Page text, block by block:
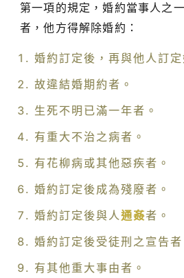
第一項的規定，婚約當事人之
者，他方得解除婚約：
婚約訂定後，再與他人訂定
故違結婚期約者。
生死不明已滿一年者。
有重大不治之病者。
有花柳病或其他惡疾者。
婚約訂定後成為殘廢者。
婚約訂定後與人通姦者。
婚約訂定後受徒刑之宣告者
有其他重大事由者。